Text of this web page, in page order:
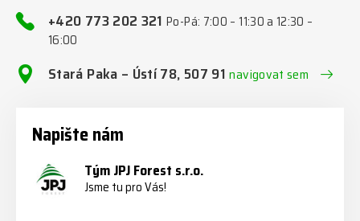
+420 773 202 321Po-Pá: 7:00 – 11:30 a 12:30 –
16:00
Stará Paka – Ústí 78, 507 91navigovat sem
Napište nám
Tým JPJ Forest s.r.o.
Jsme tu pro Vás!